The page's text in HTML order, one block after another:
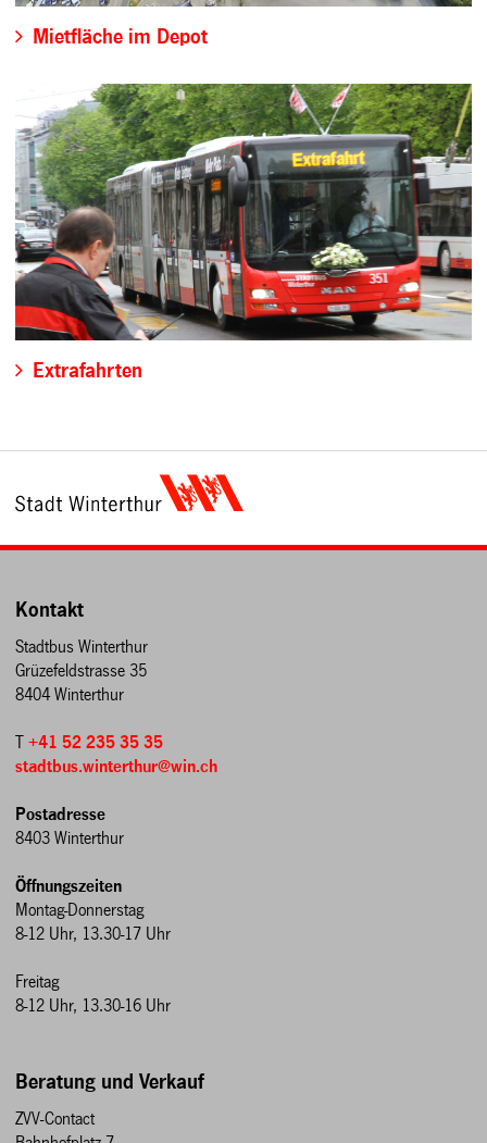
Mietfläche im Depot
Extrafahrten
Kontakt
Stadtbus Winterthur
Grüzefeldstrasse 35
8404 Winterthur
T+41 52 235 35 35
stadtbus.winterthur@win.ch
Postadresse
8403 Winterthur
Öffnungszeiten
Montag-Donnerstag
8-12 Uhr, 13.30-17 Uhr
Freitag
8-12 Uhr, 13.30-16 Uhr
Beratung und Verkauf
ZVV-Contact